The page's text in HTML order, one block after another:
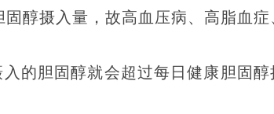
醇摄入量，故高血压病、高脂血症
的胆固醇就会超过每日健康胆固